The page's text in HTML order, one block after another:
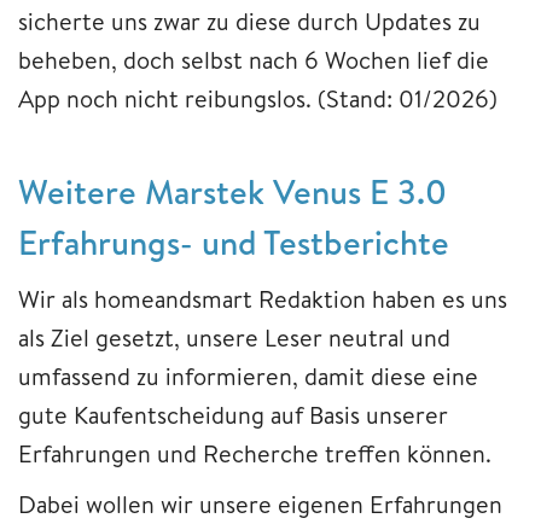
sicherte uns zwar zu diese durch Updates zu
beheben, doch selbst nach 6 Wochen lief die
App noch nicht reibungslos. (Stand: 01/2026)
Weitere Marstek Venus E 3.0
Erfahrungs- und Testberichte
Wir als homeandsmart Redaktion haben es uns
als Ziel gesetzt, unsere Leser neutral und
umfassend zu informieren, damit diese eine
gute Kaufentscheidung auf Basis unserer
Erfahrungen und Recherche treffen können.
Dabei wollen wir unsere eigenen Erfahrungen